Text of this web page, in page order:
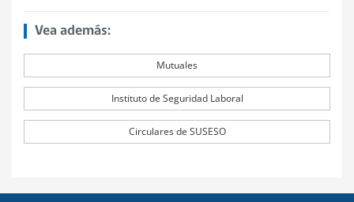
Vea además:
Mutuales
Instituto de Seguridad Laboral
Circulares de SUSESO